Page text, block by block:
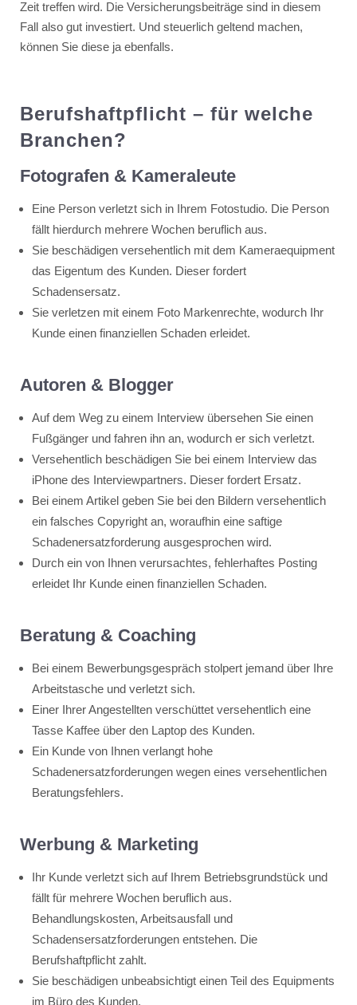
Zeit treffen wird. Die Versicherungsbeiträge sind in diesem
Fall also gut investiert. Und steuerlich geltend machen,
können Sie diese ja ebenfalls.
Berufshaftpflicht – für welche
Branchen?
Fotografen & Kameraleute
Eine Person verletzt sich in Ihrem Fotostudio. Die Person
fällt hierdurch mehrere Wochen beruflich aus.
Sie beschädigen versehentlich mit dem Kameraequipment
das Eigentum des Kunden. Dieser fordert
Schadensersatz.
Sie verletzen mit einem Foto Markenrechte, wodurch Ihr
Kunde einen finanziellen Schaden erleidet.
Autoren & Blogger
Auf dem Weg zu einem Interview übersehen Sie einen
Fußgänger und fahren ihn an, wodurch er sich verletzt.
Versehentlich beschädigen Sie bei einem Interview das
iPhone des Interviewpartners. Dieser fordert Ersatz.
Bei einem Artikel geben Sie bei den Bildern versehentlich
ein falsches Copyright an, woraufhin eine saftige
Schadenersatzforderung ausgesprochen wird.
Durch ein von Ihnen verursachtes, fehlerhaftes Posting
erleidet Ihr Kunde einen finanziellen Schaden.
Beratung & Coaching
Bei einem Bewerbungsgespräch stolpert jemand über Ihre
Arbeitstasche und verletzt sich.
Einer Ihrer Angestellten verschüttet versehentlich eine
Tasse Kaffee über den Laptop des Kunden.
Ein Kunde von Ihnen verlangt hohe
Schadenersatzforderungen wegen eines versehentlichen
Beratungsfehlers.
Werbung & Marketing
Ihr Kunde verletzt sich auf Ihrem Betriebsgrundstück und
fällt für mehrere Wochen beruflich aus.
Behandlungskosten, Arbeitsausfall und
Schadensersatzforderungen entstehen. Die
Berufshaftpflicht zahlt.
Sie beschädigen unbeabsichtigt einen Teil des Equipments
im Büro des Kunden.